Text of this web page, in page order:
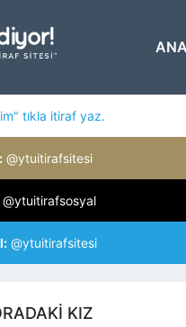
tıkla itiraf yaz.
@ytuitirafsitesi
@ytuitirafsosyal
@ytuitirafsitesi
KIZ